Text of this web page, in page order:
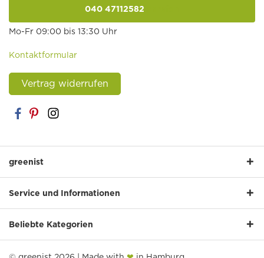
040 47112582
Mo-Fr 09:00 bis 13:30 Uhr
Kontaktformular
Vertrag widerrufen
greenist
Service und Informationen
Beliebte Kategorien